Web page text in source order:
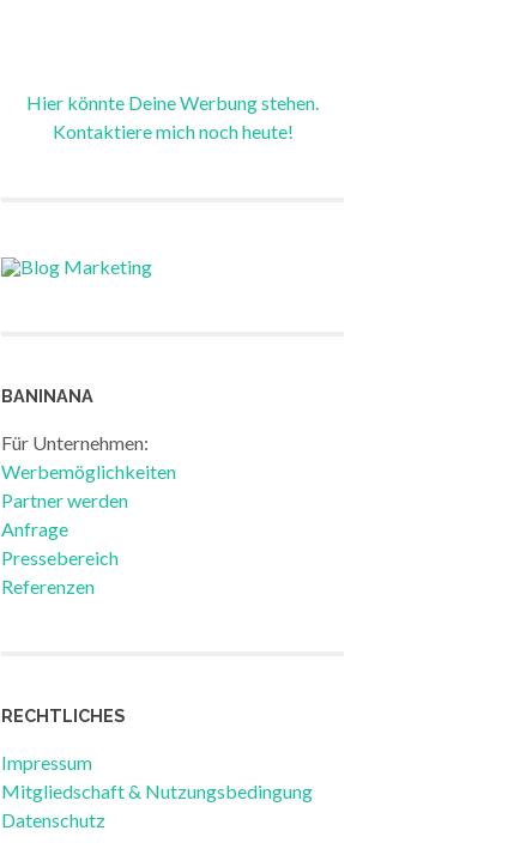
Hier könnte Deine Werbung stehen.
Kontaktiere mich noch heute!
BANINANA
Für Unternehmen:
Werbemöglichkeiten
Partner werden
Anfrage
Pressebereich
Referenzen
RECHTLICHES
Impressum
Mitgliedschaft & Nutzungsbedingung
Datenschutz